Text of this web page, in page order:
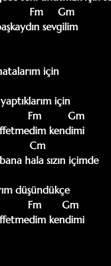
sevgilim
için
için
Fm         Gm
kendimi
hala sızın içimde
düşündükçe
Fm       Gm
kendimi